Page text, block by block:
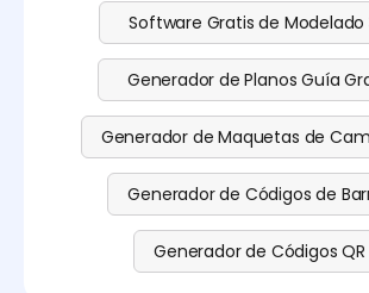
Software Gratis de Modelado
Generador de Planos Guía
Generador de Maquetas de
Generador de Códigos de
Generador de Códigos QR